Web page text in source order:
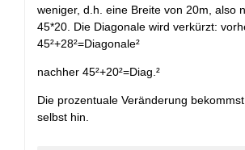
weniger, d.h. eine Breite von 20m, also
45*20. Die Diagonale wird verkürzt:
45²+28²=Diagonale²
nachher 45²+20²=Diag.²
Die prozentuale Veränderung
selbst hin.